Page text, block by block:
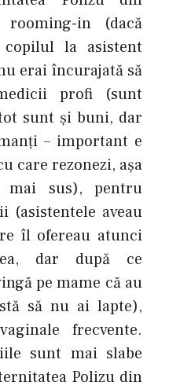
in (dacă
la asistent
erai încurajată să
profi (sunt
sunt şi buni, dar
– important e
care rezonezi, aşa
mai sus), pentru
(asistentele aveau
îl ofereau atunci
dar după ce
pe mame că au
să nu ai lapte),
frecvente.
sunt mai slabe
Polizu din